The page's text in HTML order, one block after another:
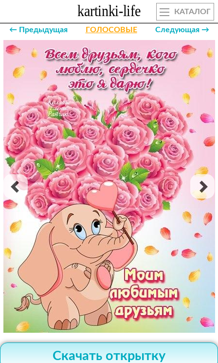
КАТАЛОГ
← Предыдущая ГОЛОСОВЫЕ Следующая →
Скачать открытку